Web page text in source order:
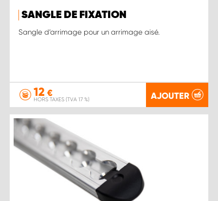
SANGLE DE FIXATION
Sangle d’arrimage pour un arrimage aisé.
12 €
HORS TAXES (TVA 17 %) AJOUTER